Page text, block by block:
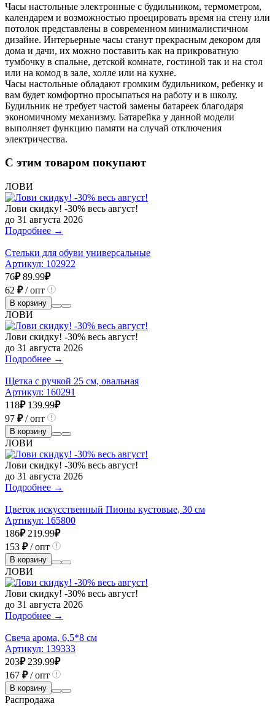
Часы настольные электронные с будильником, термометром,
календарем и возможностью проецировать время на стену или
потолок представлены в современном минималистичном
дизайне. Интерьерные часы станут прекрасным декором для
дома и дачи, их можно поставить как на прикроватную
тумбочку в спальне, детской комнате, гостиной так и на стол
или на комод в зале, холле или на кухне.
Часы настольные обладают громким будильником, ребенку и
вам будет комфортно просыпаться на работу и в школу.
Будильник не требует частой замены батареек благодаря
экономичному механизму. Батарейка у данной модели
выполняет функцию памяти на случай отключения
электричества.
С этим товаром покупают
ЛОВИ
Лови скидку! -30% весь август!
до 31 августа 2026
Подробнее →
Стельки для обуви универсальные
Артикул: 102922
76₽ 89.99₽
62 ₽/ опт
В корзину
ЛОВИ
Лови скидку! -30% весь август!
до 31 августа 2026
Подробнее →
Щетка с ручкой 25 см, овальная
Артикул: 160291
118₽ 139.99₽
97 ₽/ опт
В корзину
ЛОВИ
Лови скидку! -30% весь август!
до 31 августа 2026
Подробнее →
Цветок искусственный Пионы кустовые, 30 см
Артикул: 165800
186₽ 219.99₽
153 ₽/ опт
В корзину
ЛОВИ
Лови скидку! -30% весь август!
до 31 августа 2026
Подробнее →
Свеча арома, 6,5*8 см
Артикул: 139333
203₽ 239.99₽
167 ₽/ опт
В корзину
Распродажа